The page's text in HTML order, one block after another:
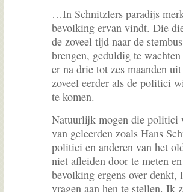
…In Schnitzlers paradijs
bevolking ervan vindt. Die
de zoveel tijd naar de
brengen, geduldig te
er na drie tot zes maanden
zoveel eerder als de politici
te komen.
Natuurlijk mogen die politici
van geleerden zoals Hans
politici en anderen van het
niet afleiden door te meten
bevolking ergens over denkt,
vragen aan hen te stellen. Ik